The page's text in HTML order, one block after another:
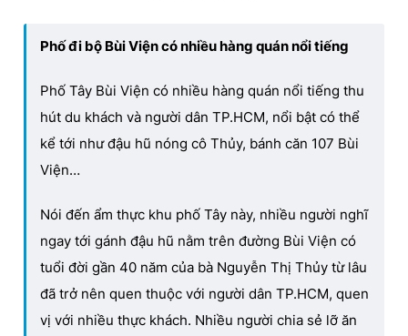
Phố đi bộ Bùi Viện có nhiều hàng quán nổi tiếng
Phố Tây Bùi Viện có nhiều hàng quán nổi tiếng thu
hút du khách và người dân TP.HCM, nổi bật có thể
kể tới như đậu hũ nóng cô Thủy, bánh căn 107 Bùi
Viện…
Nói đến ẩm thực khu phố Tây này, nhiều người nghĩ
ngay tới gánh đậu hũ nằm trên đường Bùi Viện có
tuổi đời gần 40 năm của bà Nguyễn Thị Thủy từ lâu
đã trở nên quen thuộc với người dân TP.HCM, quen
vị với nhiều thực khách. Nhiều người chia sẻ lỡ ăn